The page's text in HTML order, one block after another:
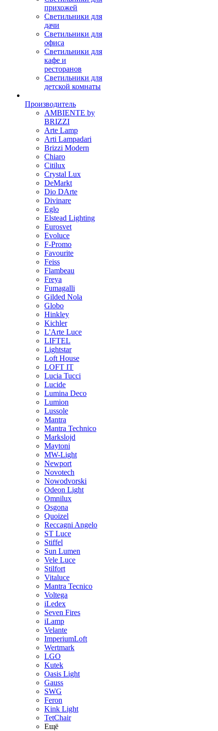
прихожей
Светильники для
дачи
Светильники для
офиса
Светильники для
кафе и
ресторанов
Светильники для
детской комнаты
Производитель
AMBIENTE by
BRIZZI
Arte Lamp
Arti Lampadari
Brizzi Modern
Chiaro
Citilux
Crystal Lux
DeMarkt
Dio DArte
Divinare
Eglo
Elstead Lighting
Eurosvet
Evoluce
F-Promo
Favourite
Feiss
Flambeau
Freya
Fumagalli
Gilded Nola
Globo
Hinkley
Kichler
L'Arte Luce
LIFTEL
Lightstar
Loft House
LOFT IT
Lucia Tucci
Lucide
Lumina Deco
Lumion
Lussole
Mantra
Mantra Technico
Markslojd
Maytoni
MW-Light
Newport
Novotech
Nowodvorski
Odeon Light
Omnilux
Osgona
Quoizel
Reccagni Angelo
ST Luce
Stiffel
Sun Lumen
Vele Luce
Stilfort
Vitaluce
Mantra Tecnico
Voltega
iLedex
Seven Fires
iLamp
Velante
ImperiumLoft
Wertmark
LGO
Kutek
Oasis Light
Gauss
SWG
Feron
Kink Light
TetСhair
Ещё